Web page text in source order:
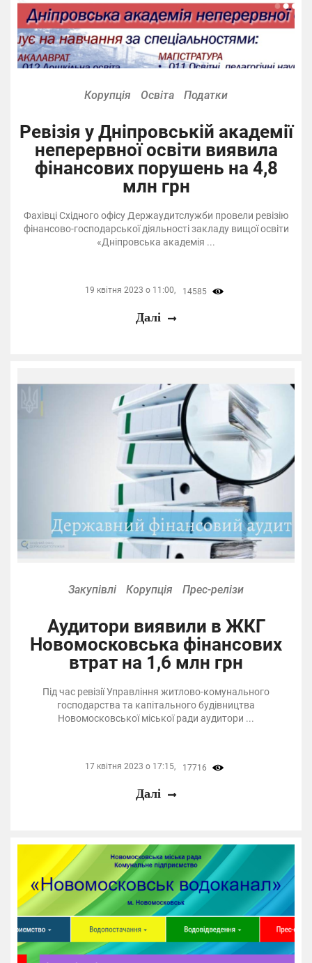
Корупція Освіта Податки
Ревізія у Дніпровській академії
неперервної освіти виявила
фінансових порушень на 4,8
млн грн
Фахівці Східного офісу Держаудитслужби провели ревізію
фінансово-господарської діяльності закладу вищої освіти
«Дніпровська академія ...
19 квітня 2023 о 11:00, 14585
Далі
Закупівлі Корупція Прес-релізи
Аудитори виявили в ЖКГ
Новомосковська фінансових
втрат на 1,6 млн грн
Під час ревізії Управління житлово-комунального
господарства та капітального будівництва
Новомосковської міської ради аудитори ...
17 квітня 2023 о 17:15, 17716
Далі